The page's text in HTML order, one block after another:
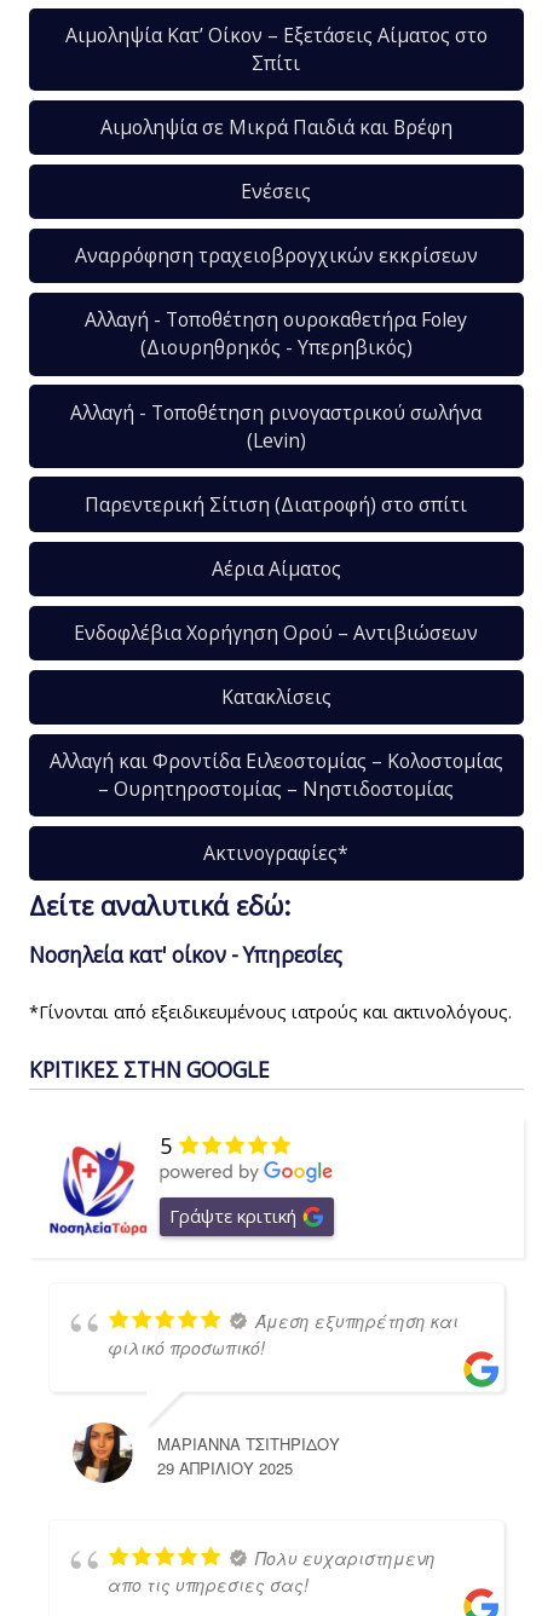
Αιμοληψία Κατ’ Οίκον – Εξετάσεις Αίματος στο
Σπίτι
Αιμοληψία σε Μικρά Παιδιά και Βρέφη
Ενέσεις
Αναρρόφηση τραχειοβρογχικών εκκρίσεων
Αλλαγή - Τοποθέτηση ουροκαθετήρα Foley
(Διουρηθρηκός - Υπερηβικός)
Αλλαγή - Τοποθέτηση ρινογαστρικού σωλήνα
(Levin)
Παρεντερική Σίτιση (Διατροφή) στο σπίτι
Αέρια Αίματος
Ενδοφλέβια Χορήγηση Ορού – Αντιβιώσεων
Κατακλίσεις
Αλλαγή και Φροντίδα Ειλεοστομίας – Κολοστομίας
– Ουρητηροστομίας – Νηστιδοστομίας
Ακτινογραφίες*
Δείτε αναλυτικά εδώ:
Νοσηλεία κατ' οίκον - Υπηρεσίες
*Γίνονται από εξειδικευμένους ιατρούς και ακτινολόγους.
ΚΡΙΤΙΚΕΣ ΣΤΗΝ GOOGLE
5
Γράψτε κριτική
Άμεση εξυπηρέτηση και
φιλικό προσωπικό!
ΜΑΡΙΑΝΝΑ ΤΣΙΤΗΡΙΔΟΥ
29 ΑΠΡΙΛΊΟΥ 2025
Πολυ ευχαριστημενη
απο τις υπηρεσιες σας!